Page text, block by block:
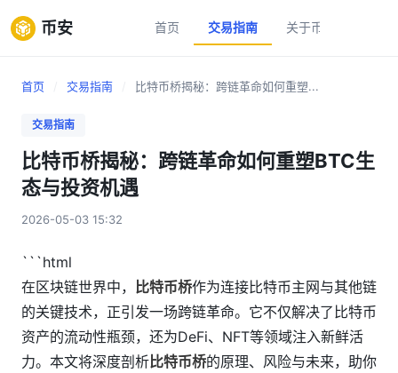
币安 首页 交易指南 关于币安
首页 交易指南 比特币桥揭秘：跨链革命如何重塑...
交易指南
比特币桥揭秘：跨链革命如何重塑BTC生
态与投资机遇
2026-05-03 15:32
```html
在区块链世界中， 比特币桥作为连接比特币主网与其他链
的关键技术，正引发一场跨链革命。它不仅解决了比特币
资产的流动性瓶颈，还为DeFi、NFT等领域注入新鲜活
力。本文将深度剖析比特币桥的原理、风险与未来，助你